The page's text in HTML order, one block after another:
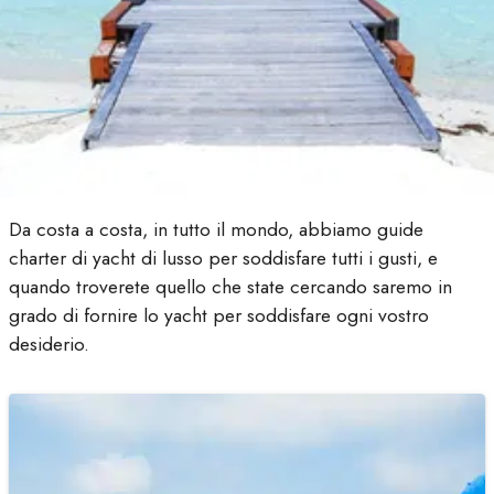
Da costa a costa, in tutto il mondo, abbiamo guide
charter di yacht di lusso per soddisfare tutti i gusti, e
quando troverete quello che state cercando saremo in
grado di fornire lo yacht per soddisfare ogni vostro
desiderio.